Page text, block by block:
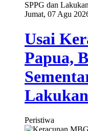
Jumat, 07 Agu
Usai
Papua,
Peristiwa